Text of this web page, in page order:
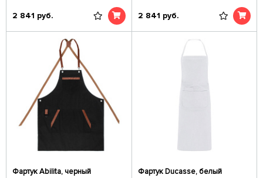
2 841 руб. 2 841 руб.
Фартук Abilita, черный Фартук Ducasse, белый